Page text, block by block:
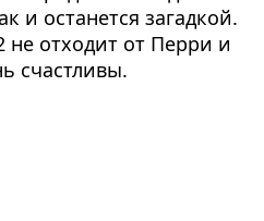
и останется загадкой.
не отходит от Перри и
счастливы.